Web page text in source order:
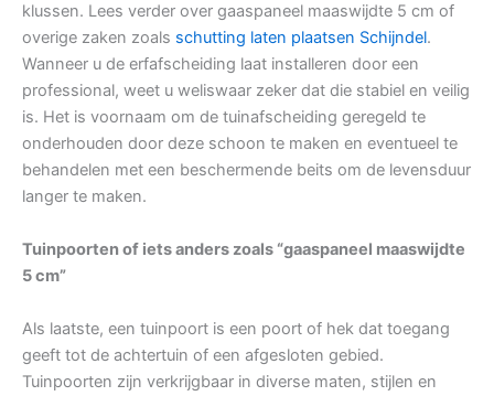
klussen. Lees verder over gaaspaneel maaswijdte 5 cm of
overige zaken zoals schutting laten plaatsen Schijndel.
Wanneer u de erfafscheiding laat installeren door een
professional, weet u weliswaar zeker dat die stabiel en veilig
is. Het is voornaam om de tuinafscheiding geregeld te
onderhouden door deze schoon te maken en eventueel te
behandelen met een beschermende beits om de levensduur
langer te maken.
Tuinpoorten of iets anders zoals “gaaspaneel maaswijdte
5 cm”
Als laatste, een tuinpoort is een poort of hek dat toegang
geeft tot de achtertuin of een afgesloten gebied.
Tuinpoorten zijn verkrijgbaar in diverse maten, stijlen en